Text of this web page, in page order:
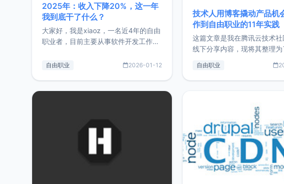
2025年：收入下降20%，这一年
我到底干了什么？
大家好，我是xiaoz，一名近4年的自由
职业者，目前主要从事软件开发工作。
的总结，内容主要包括：工作、学习、
自由职业 2026-01-12
技术人用博客撬动产品机
作到自由职业的11年实践
这篇文章是我在腾讯云技术
线下分享内容，现将其整理
版，分享了写博客11年来的经
通过博客过渡到做产品和走向
的一个小故事。文中还首次
前从事服务器运维相关工作
转自由职业3年，目前
自由职业